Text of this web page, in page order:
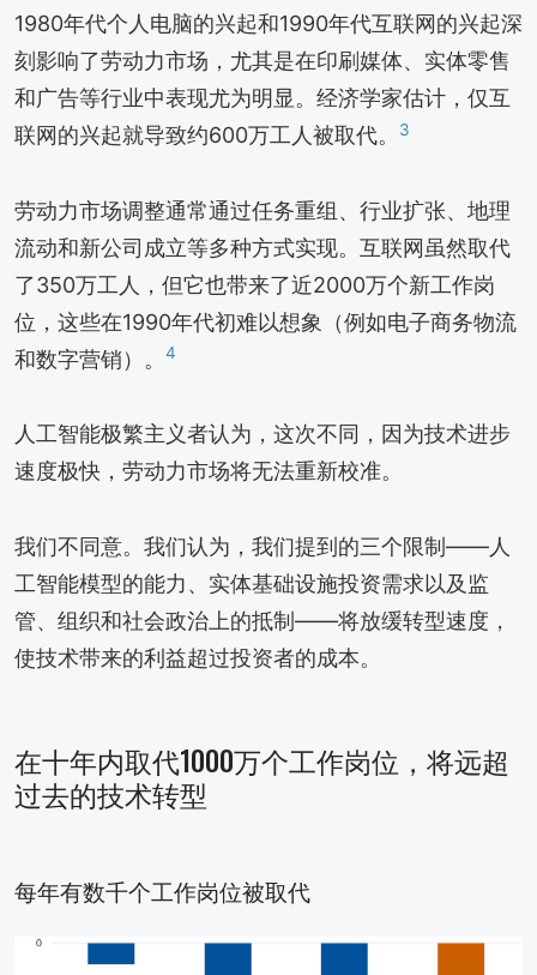
1980年代个人电脑的兴起和1990年代互联网的兴起深
刻影响了劳动力市场，尤其是在印刷媒体、实体零售
和广告等行业中表现尤为明显。经济学家估计，仅互
联网的兴起就导致约600万工人被取代。
3
劳动力市场调整通常通过任务重组、行业扩张、地理
流动和新公司成立等多种方式实现。互联网虽然取代
了350万工人，但它也带来了近2000万个新工作岗
位，这些在1990年代初难以想象（例如电子商务物流
和数字营销）。
4
人工智能极繁主义者认为，这次不同，因为技术进步
速度极快，劳动力市场将无法重新校准。
我们不同意。我们认为，我们提到的三个限制——人
工智能模型的能力、实体基础设施投资需求以及监
管、组织和社会政治上的抵制——将放缓转型速度，
使技术带来的利益超过投资者的成本。
在十年内取代1000万个工作岗位，将远超
过去的技术转型
每年有数千个工作岗位被取代